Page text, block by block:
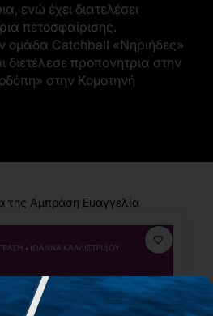
ενώ έχει διατελέσει
πετοσφαίρισης.
ομάδα Catchball «Νηριήδες»
διετέλεσε προπονήτρια στην
στην Κομοτηνή
της Αμπράση Ευαγγελία